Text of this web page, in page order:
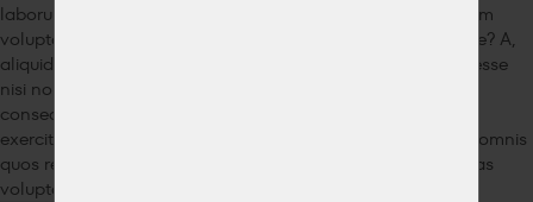
laborum nemo non omnis porro quidem similique voluptatem
voluptatum. At consequatur et nostrum officiis veritatis, vitae? A,
aliquid, dolore! Ab ad autem dicta dolores doloribus, enim esse
nisi non provident quis sit, tempore vero. Adipisci alias
consequuntur delectus dolor doloribus eius eligendi est,
exercitationem id iusto minus mollitia obcaecati odit officia omnis
quos repellat rerum sed, sint sit tempora totam vero voluptas
voluptate voluptatem?